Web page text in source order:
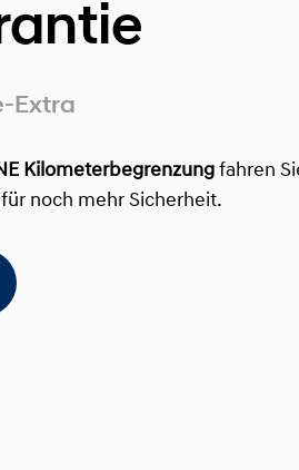
Extra
Kilometerbegrenzung fahren
noch mehr Sicherheit.